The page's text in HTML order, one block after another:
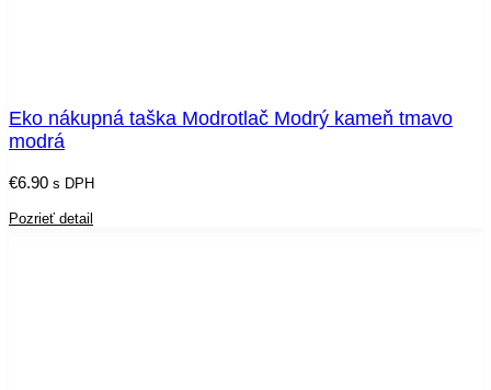
Eko nákupná taška Modrotlač Modrý kameň tmavo
modrá
€6.90 s DPH
Pozrieť detail